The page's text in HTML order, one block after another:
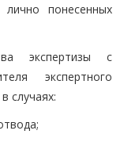
понесенных
экспертизы с
экспертного
случаях: